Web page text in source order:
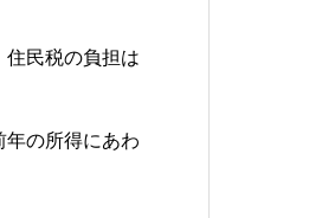
民税の負担は
の所得にあわ